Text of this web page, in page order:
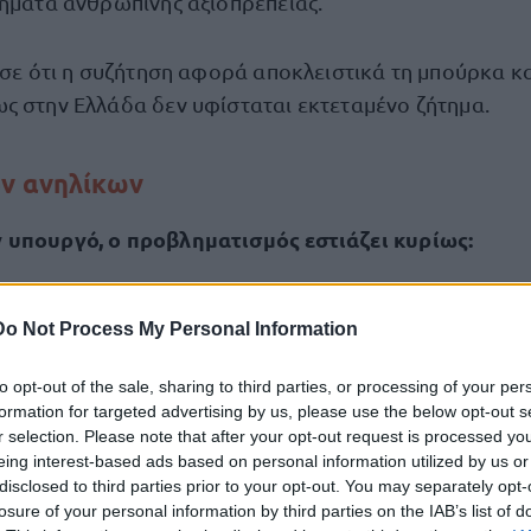
Not Process My Personal Information
opt-out of the sale, sharing to third parties, or processing of your
for targeted advertising by us, please use the below opt-out
selection. Please note that after your opt-out request is processed
interest-based ads based on personal information utilized by us
to third parties prior to your opt-out. You may separately
of your personal information by third parties on the IAB’s list of
ότι η συζήτηση αφορά αποκλειστικά τη μπούρκα
στην Ελλάδα δεν υφίσταται εκτεταμένο ζήτημα.
ανηλίκων
ο προβληματισμός εστιάζει κυρίως:
ελεύθερη επιλογή, αλλά επιβολή.
ένα παιδί να πηγαίνει με μπούρκα στο σχολείο ή σε
προσθέτοντας ότι εξετάζεται αν η έκταση
παρέμβαση.